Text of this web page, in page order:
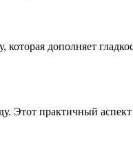
дополняет
Этот практичный